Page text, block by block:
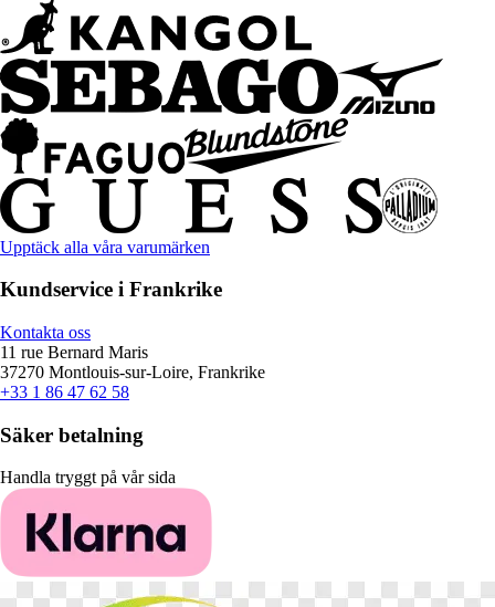
Upptäck alla våra varumärken
Kundservice i Frankrike
Kontakta oss
11 rue Bernard Maris
37270 Montlouis-sur-Loire, Frankrike
+33 1 86 47 62 58
Säker betalning
Handla tryggt på vår sida